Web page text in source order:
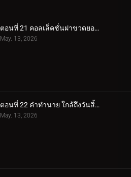
ตอนที่ 21 คอลเล็คชั่นฝาขวดยอดนิยม
May. 13, 2026
ตอนที่ 22 คำทำนาย ใกล้ถึงวันสิ้นโลกแล้วเหรอ v1
May. 13, 2026